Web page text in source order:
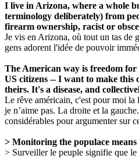
I live in Arizona, where a whole
terminology deliberately) from
firearm ownership, racist or
Je vis en Arizona, où tout un tas de
gens adorent l'idée de pouvoir
The American way is freedom
US citizens -- I want to make this
theirs. It's a disease, and
Le rêve américain, c'est pour moi
je n’aime pas. La droite et la
considérables pour argumenter sur
> Monitoring the populace
> Surveiller le peuple signifie que le